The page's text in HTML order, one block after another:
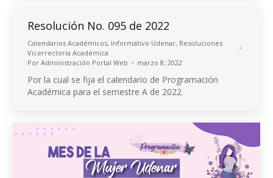
Resolución No. 095 de 2022
Calendarios Académicos, Informativo Udenar, Resoluciones
Vicerrectoría Académica
Por Administración Portal Web marzo 8, 2022
Por la cual se fija el calendario de Programación
Académica para el semestre A de 2022